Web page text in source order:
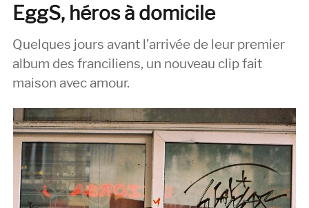
EggS, héros à domicile
Quelques jours avant l’arrivée de leur premier
album des franciliens, un nouveau clip fait
maison avec amour.